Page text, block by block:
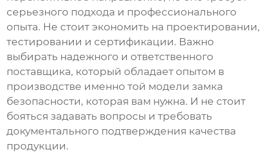
серьезного подхода и профессионального
опыта. Не стоит экономить на проектировании,
тестировании и сертификации. Важно
выбирать надежного и ответственного
поставщика, который обладает опытом в
производстве именно той моделизамка
безопасности, которая вам нужна. И не стоит
бояться задавать вопросы и требовать
документального подтверждения качества
продукции.